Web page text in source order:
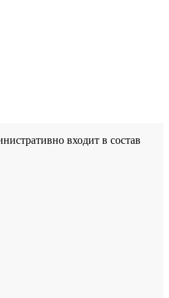
входит в состав